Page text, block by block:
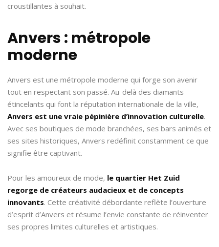
croustillantes à souhait.
Anvers : métropole
moderne
Anvers est une métropole moderne qui forge son avenir
tout en respectant son passé. Au-delà des diamants
étincelants qui font la réputation internationale de la ville,
Anvers est une vraie pépinière d’innovation culturelle.
Avec ses boutiques de mode branchées, ses bars animés et
ses sites historiques, Anvers redéfinit constamment ce que
signifie être captivant.
Pour les amoureux de mode, le quartier Het Zuid
regorge de créateurs audacieux et de concepts
innovants. Cette créativité débordante reflète l’ouverture
d’esprit d’Anvers et résume l’envie constante de réinventer
ses propres limites culturelles et artistiques.